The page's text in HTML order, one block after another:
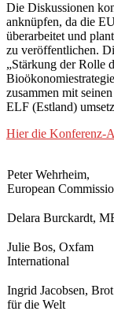
Die Diskussionen
anknüpfen, da die
überarbeitet und
zu veröffentlichen.
„Stärkung der Rolle
zusammen mit
ELF (Estland)
Hier die Konferenz-
Peter Wehrheim,
European
Delara Burckardt,
Julie Bos, Oxfam
International
Ingrid Jacobsen, Brot
für die Welt